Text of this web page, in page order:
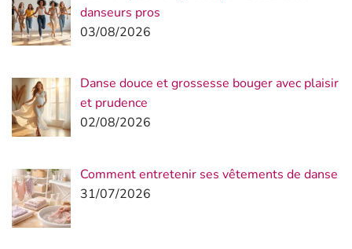
danseurs pros
03/08/2026
Danse douce et grossesse bouger avec plaisir
et prudence
02/08/2026
Comment entretenir ses vêtements de danse
31/07/2026